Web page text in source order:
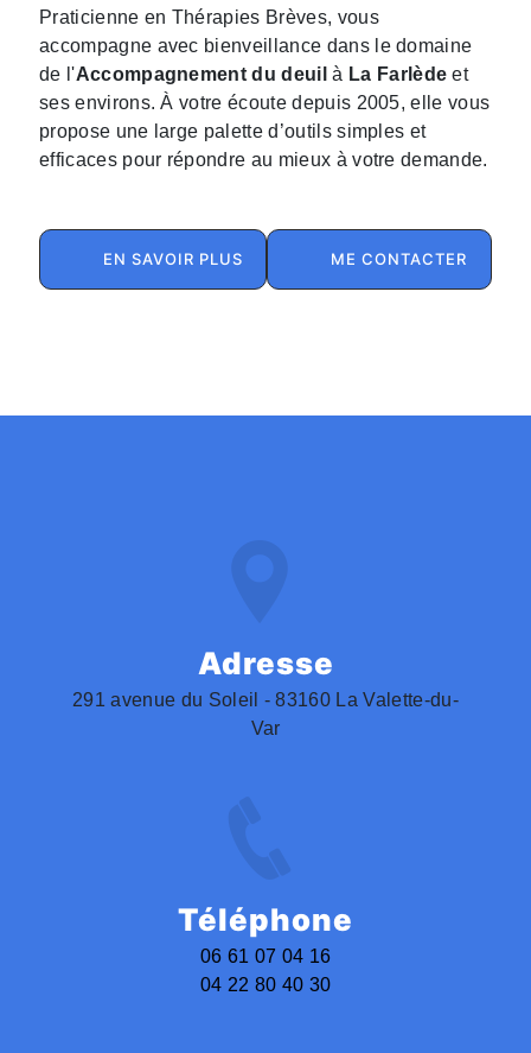
Praticienne en Thérapies Brèves, vous
accompagne avec bienveillance dans le domaine
de l'Accompagnement du deuil à La Farlède et
ses environs. À votre écoute depuis 2005, elle vous
propose une large palette d’outils simples et
efficaces pour répondre au mieux à votre demande.
EN SAVOIR PLUS ME CONTACTER
Adresse
291 avenue du Soleil - 83160 La Valette-du-
Var
Téléphone
06 61 07 04 16
04 22 80 40 30